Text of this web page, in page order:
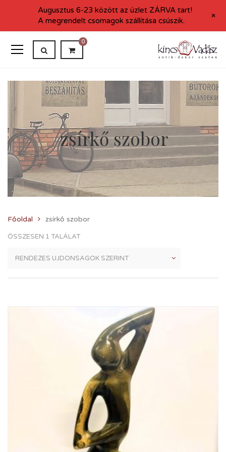
0
zsírkő szobor
Főoldal zsírkő szobor
ÖSSZESEN 1 TALÁLAT
Augusztus 6-23 között az üzlet ZÁRVA tart!
A megrendelt csomagok szállítása csúszik.
+